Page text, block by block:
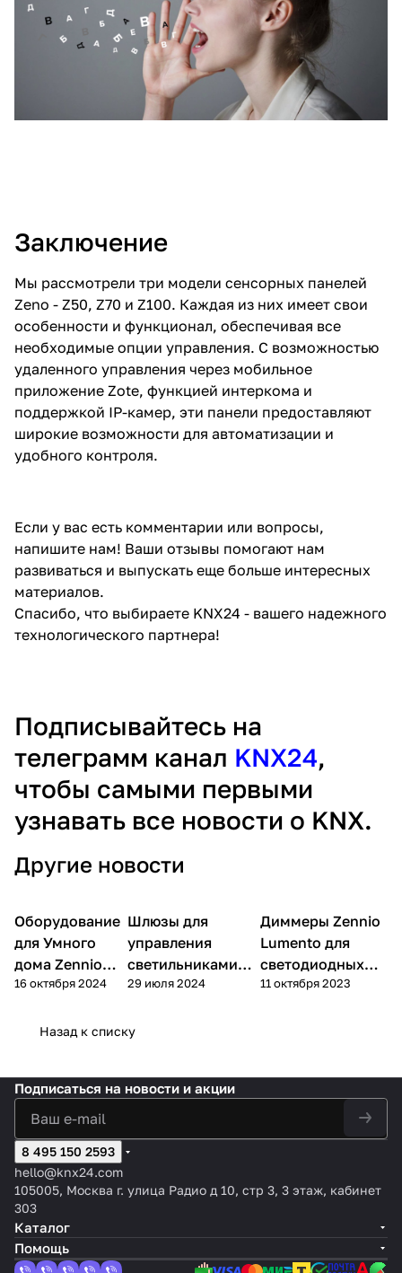
Заключение
Мы рассмотрели три модели сенсорных панелей
Zeno - Z50, Z70 и Z100. Каждая из них имеет свои
особенности и функционал, обеспечивая все
необходимые опции управления. С возможностью
удаленного управления через мобильное
приложение Zote, функцией интеркома и
поддержкой IP-камер, эти панели предоставляют
широкие возможности для автоматизации и
удобного контроля.
Если у вас есть комментарии или вопросы,
напишите нам! Ваши отзывы помогают нам
развиваться и выпускать еще больше интересных
материалов.
Спасибо, что выбираете KNX24 - вашего надежного
технологического партнера!
Подписывайтесь на
телеграмм канал KNX24,
чтобы самыми первыми
узнавать все новости о KNX.
Другие новости
Основные
руководства
Оборудование
для Умного
дома Zennio
KNX
16 октября 2024
Новинки и новости
Шлюзы для
управления
светильниками
DALI Zennio
29 июля 2024
Новинки и
новости
Диммеры Zennio
Lumento для
светодиодных
лент
11 октября 2023
Назад к списку
Подписаться на новости и акции
8 495 150 2593
hello@knx24.com
105005, Москва г. улица Радио д 10, стр 3, 3 этаж, кабинет
303
Каталог
Помощь